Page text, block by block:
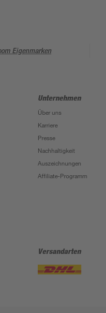
Eigenmarken
Unternehmen
Über uns
Karriere
Presse
Nachhaltigkeit
Auszeichnungen
Affiliate-Programm
Versandarten